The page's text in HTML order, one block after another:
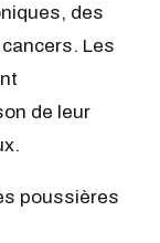
des
Les
de leur
poussières